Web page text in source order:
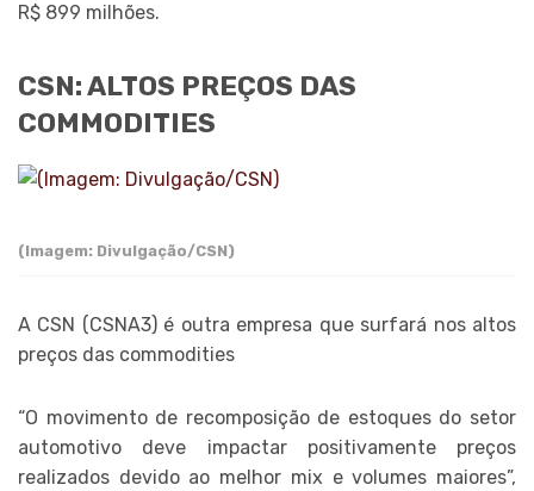
R$ 899 milhões.
CSN: ALTOS PREÇOS DAS
COMMODITIES
(Imagem: Divulgação/CSN)
A CSN (CSNA3) é outra empresa que surfará nos altos
preços das commodities
“O movimento de recomposição de estoques do setor
automotivo deve impactar positivamente preços
realizados devido ao melhor mix e volumes maiores”,